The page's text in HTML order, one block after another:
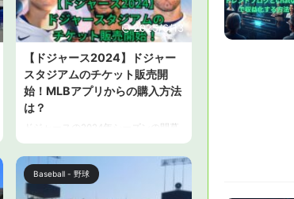
もお伝えします。 【ドジャース
2024】ドジャースタジアムはどんな
球場？ ドジャースタジアムは、アメ
リカ合衆国カリフォルニア州ロサン
ゼルスにある野球スタジアムで、ロ
サンゼルス・ドジャースの本拠地で
す。その概要と特徴を ...
2025/6/13
【ドジャース2024】ドジャー
スタジアムのチケット販売開
始！MLBアプリからの購入方法
は？
ドジャースの2024年シーズンの開幕
戦は、韓国で開催されることが決ま
っていますが、すでに現地での観戦
チケットの入手は難しくなっていま
す。 ドジャースの本拠地であるロサ
Baseball - 野球